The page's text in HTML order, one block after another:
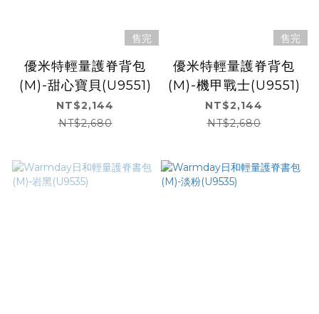
售完
優米特輕量護脊背包
(M)-甜心寶貝(U9551)
NT$2,144
NT$2,680
售完
優米特輕量護脊背包
(M)-機甲戰士(U9551)
NT$2,144
NT$2,680